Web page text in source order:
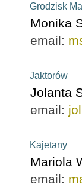
Grodzisk
Monika
email:
Jaktorów
Jolanta
email:
Kajetany
Mariola
email: